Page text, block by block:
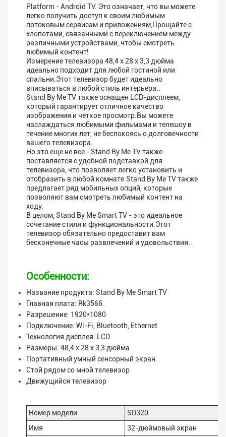
Platform - Android TV. Это означает, что вы можете
легко получить доступ к своим любимым
потоковым сервисам и приложениям,Прощайте с
хлопотами, связанными с переключением между
различными устройствами, чтобы смотреть
любимый контент!
Измерение телевизора 48,4 x 28 x 3,3 дюйма
идеально подходит для любой гостиной или
спальни.Этот телевизор будет идеально
вписываться в любой стиль интерьера..
Stand By Me TV также оснащен LCD-дисплеем,
который гарантирует отличное качество
изображения и четкое просмотр.Вы можете
наслаждаться любимыми фильмами и телешоу в
течение многих лет, не беспокоясь о долговечности
вашего телевизора.
Но это еще не все - Stand By Me TV также
поставляется с удобной подставкой для
телевизора, что позволяет легко установить и
отобразить в любой комнате.Stand By Me TV также
предлагает ряд мобильных опций, которые
позволяют вам смотреть любимый контент на
ходу.
В целом, Stand By Me Smart TV - это идеальное
сочетание стиля и функциональности.Этот
телевизор обязательно предоставит вам
бесконечные часы развлечений и удовольствия..
Особенности:
Название продукта: Stand By Me Smart TV
Главная плата: Rk3566
Разрешение: 1920*1080
Подключение: Wi-Fi, Bluetooth, Ethernet
Технология дисплея: LCD
Размеры: 48,4 х 28 х 3,3 дюйма
Портативный умный сенсорный экран
Стой рядом со мной телевизор
Движущийся телевизор
Номер модели
SD320
Имя
32-дюймовый экран